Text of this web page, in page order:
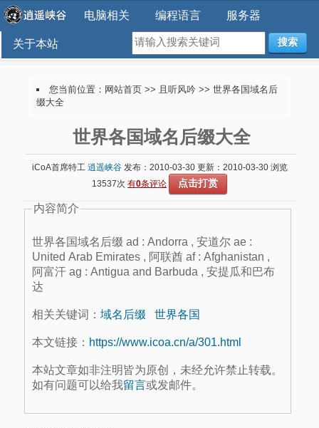
电脑相关 编程语言 服务器
关于本站 搜索
您当前位置： 网站首页 >> 且听风吟 >> 世界各国域名后
缀大全
世界各国域名后缀大全
iCoA首席特工 逍遥峡谷发布：2010-03-30 更新：2010-03-30 浏览
13537次 有0条评论 点击打赏
内容简介
世界各国域名后缀 ad : Andorra , 安道尔 ae :
United Arab Emirates , 阿联酋 af : Afghanistan ,
阿富汗 ag : Antigua and Barbuda , 安提瓜和巴布
达
相关关键词： 域名后缀 世界各国
本文链接： https://www.icoa.cn/a/301.html
本站文章如非注明皆为原创，未经允许禁止转载。
如有问题可以给我留言或发邮件。